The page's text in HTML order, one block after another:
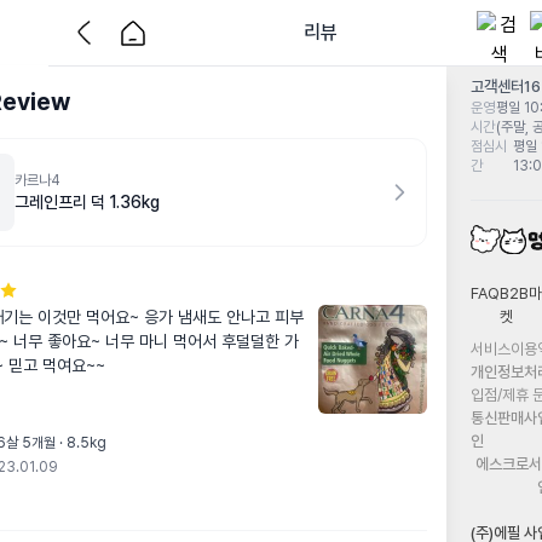
리뷰
카르나4
그레인프리 덕 1.36kg
는 이것만 먹어요~ 응가 냄새도 안나고 피부
너무 좋아요~ 너무 마니 먹어서 후덜덜한 가
믿고 먹여요~~
살 5개월 · 8.5kg
고객센터
운영
시간
평일
(주말,
점심시
간
평
FAQB2B마
켓
서비스이용
개인정보처
입점/제휴
통신판매사
인
에스크로
(주)에필 사